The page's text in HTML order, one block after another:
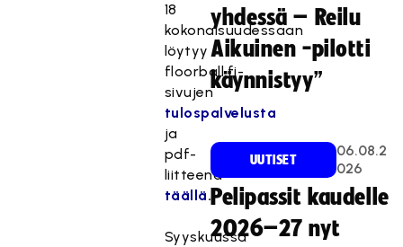
18
kokonaisuudessaan
löytyy
floorball.fi-
sivujen
tulospalvelusta
ja
pdf-
liitteenä
täällä.
Syyskuussa
yhdessä – Reilu
Aikuinen -pilotti
käynnistyy”
UUTISET
06.08.2
026
Pelipassit kaudelle
2026–27 nyt